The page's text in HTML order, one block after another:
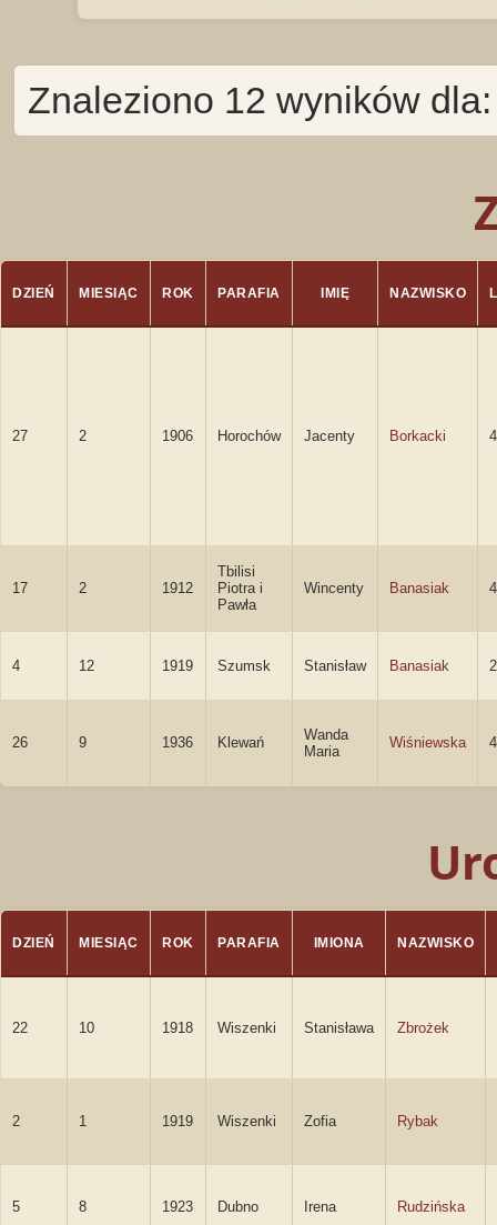
Znaleziono 12 wyników
DZIEŃ MIESIĄC ROK PARAFIA IMIĘ NAZWISKO
27 2 1906 Horochów Jacenty Borkacki
17 2 1912
Tbilisi
Piotra i
Pawła
Wincenty Banasiak
4 12 1919 Szumsk Stanisław Banasiak
26 9 1936 Klewań
Wanda
Maria
Wiśniewska 4
DZIEŃ MIESIĄC ROK PARAFIA IMIONA NAZWISKO
22 10 1918 Wiszenki Stanisława Zbrożek
2 1 1919 Wiszenki Zofia Rybak
5 8 1923 Dubno Irena Rudzińska